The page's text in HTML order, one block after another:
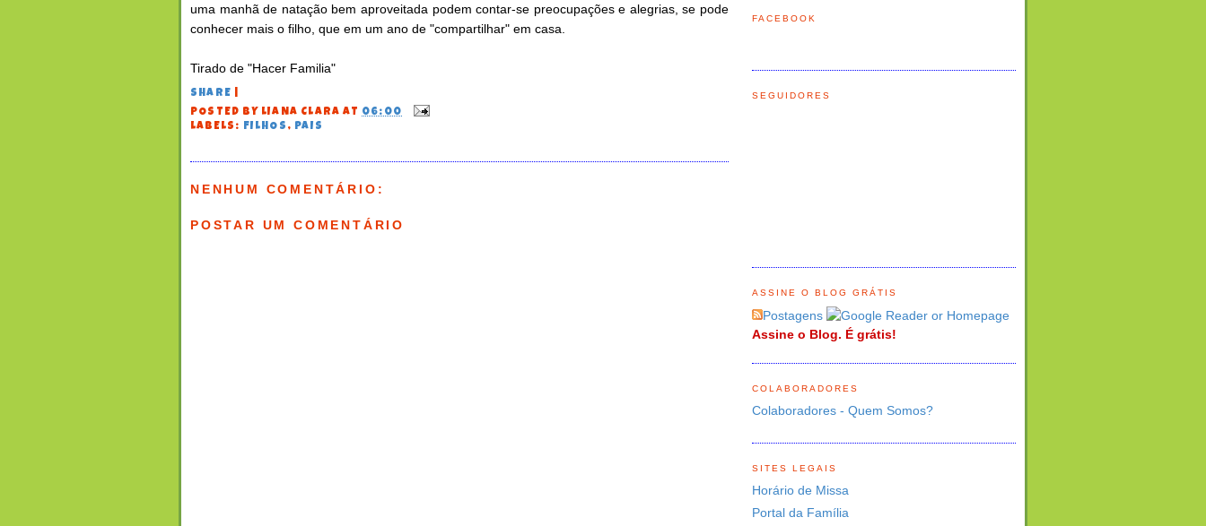
uma manhã de natação bem aproveitada podem contar-se preocupações e alegrias, se pode
conhecer mais o filho, que em um ano de "compartilhar" em casa.
Tirado de "Hacer Familia"
SHARE
POSTED BY LIANA CLARA AT 06:00
LABELS: FILHOS , PAIS
NENHUM COMENTÁRIO:
POSTAR UM COMENTÁRIO
FACEBOOK
SEGUIDORES
ASSINE O BLOG GRÁTIS
Postagens
Assine o Blog. É grátis!
COLABORADORES
Colaboradores - Quem Somos?
SITES LEGAIS
Horário de Missa
Portal da Família